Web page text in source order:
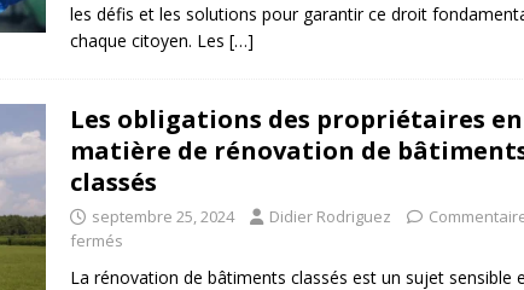
les défis et les solutions pour garantir ce droit
chaque citoyen. Les […]
Les obligations des propriétaires en
matière de rénovation de
classés
septembre 25, 2024 Didier Rodriguez
fermés
La rénovation de bâtiments classés est un sujet sensible